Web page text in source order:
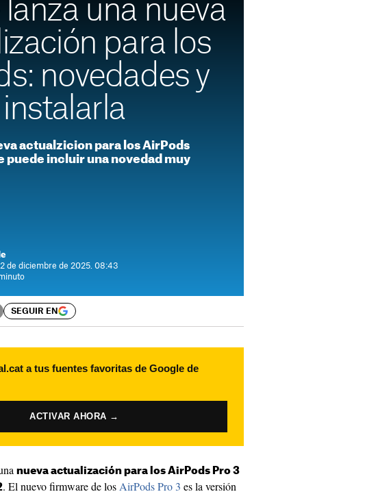
una nueva
para los
novedades y
actualzicion para los AirPods
puede incluir una novedad muy
de diciembre de 2025. 08:43
SEGUIR EN
a tus fuentes favoritas de Google de
ACTIVAR AHORA →
nueva actualización para los AirPods Pro 3
. El nuevo firmware de los AirPods Pro 3 es la versión